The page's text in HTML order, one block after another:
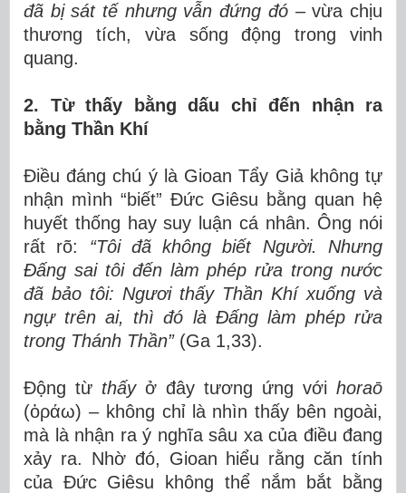
đã bị sát tế nhưng vẫn đứng đó– vừa chịu
thương tích, vừa sống động trong vinh
quang.
2. Từ thấy bằng dấu chỉ đến nhận ra
bằng Thần Khí
Điều đáng chú ý là Gioan Tẩy Giả không tự
nhận mình “biết” Đức Giêsu bằng quan hệ
huyết thống hay suy luận cá nhân. Ông nói
rất rõ: “Tôi đã không biết Người. Nhưng
Đấng sai tôi đến làm phép rửa trong nước
đã bảo tôi: Ngươi thấy Thần Khí xuống và
ngự trên ai, thì đó là Đấng làm phép rửa
trong Thánh Thần” (Ga 1,33).
Động từ thấyở đây tương ứng với horaō
(ὁράω) – không chỉ là nhìn thấy bên ngoài,
mà là nhận ra ý nghĩa sâu xa của điều đang
xảy ra. Nhờ đó, Gioan hiểu rằng căn tính
của Đức Giêsu không thể nắm bắt bằng